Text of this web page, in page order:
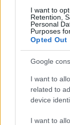
I want to
Retention,
Personal
Purposes
Opted Out
Google
I want to
related to
device
I want to